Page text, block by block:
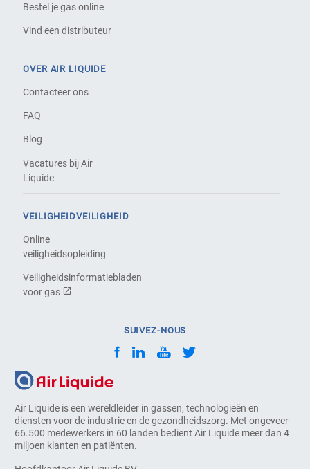
Air Liquide is een wereldleider in gassen, technologieën en
diensten voor de industrie en de gezondheidszorg. Met ongeveer
66.500 medewerkers in 60 landen bedient Air Liquide meer dan 4
miljoen klanten en patiënten.
Bestel je gas online
Vind een distributeur
OVER AIR LIQUIDE
Contacteer ons
FAQ
Blog
Vacatures bij Air
Liquide
VEILIGHEIDVEILIGHEID
Online
veiligheidsopleiding
Veiligheidsinformatiebladen
voor gas
SUIVEZ-NOUS